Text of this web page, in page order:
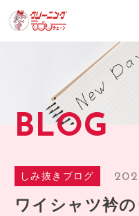
CONCEPT
コンセプト
SHOP
店舗紹介
求人情報
求人情報2
BLOG
しみ抜きブログ
ワイシャツ衿